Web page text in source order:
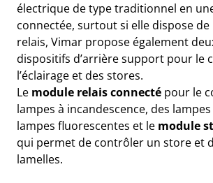
électrique de type traditionnel en
connectée, surtout si elle dispose
relais, Vimar propose également
dispositifs d’arrière support pour le
l’éclairage et des stores.
Le module relais connecté pour le
lampes à incandescence, des
lampes fluorescentes et le module
qui permet de contrôler un store et
lamelles.